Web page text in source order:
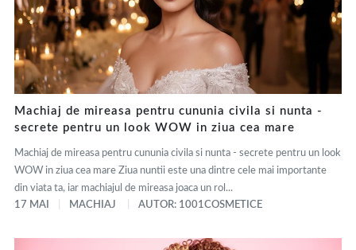
Machiaj de mireasa pentru cununia civila si nunta -
secrete pentru un look WOW in ziua cea mare
Machiaj de mireasa pentru cununia civila si nunta - secrete pentru un look
WOW in ziua cea mare Ziua nuntii este una dintre cele mai importante
din viata ta, iar machiajul de mireasa joaca un rol...
17 MAI
MACHIAJ AUTOR: 1001COSMETICE